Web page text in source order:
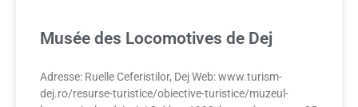
Musée des Locomotives de Dej
Adresse: Ruelle Ceferistilor, Dej Web: www.turism-
dej.ro/resurse-turistice/obiective-turistice/muzeul-